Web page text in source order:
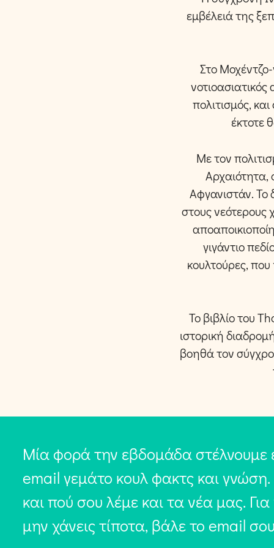
εμβέλειά της
Στο
πολιτισμός,
έκτοτε
Με τον
Αρχαιότητα,
Αφγανιστάν. Το
στους
γιγάντιο
κουλτούρες,
Το βιβλίο του
ιστορική
βοηθά τον
Μία φορά την εβδομάδα στέλνουμε
email γεμάτο κουλ φακτς και
και πού σου λέμε και τα νέα μας.
μην χάνεις τίποτα, βάλε το email